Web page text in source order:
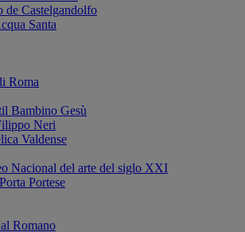
de Castelgandolfo
Santa
Roma
Bambino Gesù
Neri
Valdense
Nacional del arte del siglo XXI
Portese
Romano